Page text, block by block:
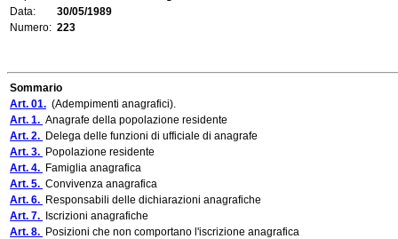
Data:
30/05/1989
Numero: 223
Sommario
Art. 01. (Adempimenti anagrafici).
Art. 1. Anagrafe della popolazione residente
Art. 2. Delega delle funzioni di ufficiale di anagrafe
Art. 3. Popolazione residente
Art. 4. Famiglia anagrafica
Art. 5. Convivenza anagrafica
Art. 6. Responsabili delle dichiarazioni anagrafiche
Art. 7.
Iscrizioni anagrafiche
Art. 8. Posizioni che non comportano l'iscrizione anagrafica